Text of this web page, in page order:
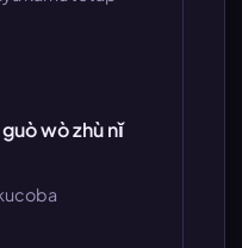
wò zhù nǐ